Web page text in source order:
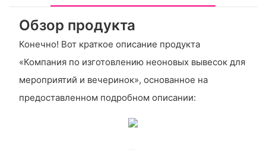
Обзор продукта
Конечно! Вот краткое описание продукта
«Компания по изготовлению неоновых вывесок для
мероприятий и вечеринок», основанное на
предоставленном подробном описании: